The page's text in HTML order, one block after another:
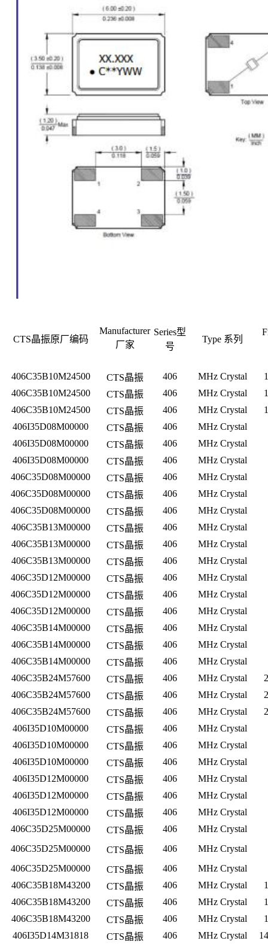
CTS晶振原厂编码
Manufacturer
厂家
Series型
号
Type 系列
406C35B10M24500 CTS晶振 406 MHz Crystal
406C35B10M24500
CTS晶振 406 MHz Crystal
406C35B10M24500
CTS晶振 406 MHz Crystal
406I35D08M00000
CTS晶振 406
MHz Crystal
406I35D08M00000
CTS晶振 406
MHz Crystal
406I35D08M00000
CTS晶振 406
MHz Crystal
406C35D08M00000
CTS晶振 406
MHz Crystal
406C35D08M00000
CTS晶振 406
MHz Crystal
406C35D08M00000
CTS晶振 406
MHz Crystal
406C35B13M00000
CTS晶振 406
MHz Crystal
406C35B13M00000
CTS晶振 406
MHz Crystal
406C35B13M00000
CTS晶振 406
MHz Crystal
406C35D12M00000
CTS晶振 406
MHz Crystal
406C35D12M00000
CTS晶振 406
MHz Crystal
406C35D12M00000
CTS晶振 406
MHz Crystal
406C35B14M00000
CTS晶振 406
MHz Crystal
406C35B14M00000
CTS晶振 406
MHz Crystal
406C35B14M00000
CTS晶振 406
MHz Crystal
406C35B24M57600
CTS晶振 406 MHz Crystal
406C35B24M57600
CTS晶振 406 MHz Crystal
406C35B24M57600
CTS晶振 406 MHz Crystal
406I35D10M00000
CTS晶振 406
MHz Crystal
406I35D10M00000
CTS晶振 406
MHz Crystal
406I35D10M00000
CTS晶振 406
MHz Crystal
406I35D12M00000
CTS晶振 406
MHz Crystal
406I35D12M00000
CTS晶振 406
MHz Crystal
406I35D12M00000
CTS晶振 406
MHz Crystal
406C35D25M00000
CTS晶振 406
MHz Crystal
406C35D25M00000
CTS晶振 406
MHz Crystal
406C35D25M00000
CTS晶振 406
MHz Crystal
406C35B18M43200
CTS晶振 406 MHz Crystal
406C35B18M43200
CTS晶振 406 MHz Crystal
406C35B18M43200
CTS晶振 406 MHz Crystal
406I35D14M31818
CTS晶振 406 MHz Crystal